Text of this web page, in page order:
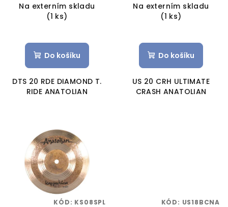
Na externím skladu
(1 ks)
Do košíku
DTS 20 RDE DIAMOND T.
RIDE ANATOLIAN
Na externím skladu
(1 ks)
Do košíku
US 20 CRH ULTIMATE
CRASH ANATOLIAN
KÓD: KS08SPL KÓD: US18BCNA